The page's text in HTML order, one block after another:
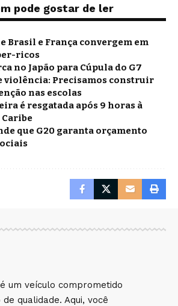
pode gostar de ler
Brasil e França convergem em
ricos
no Japão para Cúpula do G7
violência: Precisamos construir
nas escolas
é resgatada após 9 horas à
que G20 garanta orçamento
um veículo comprometido
qualidade. Aqui, você